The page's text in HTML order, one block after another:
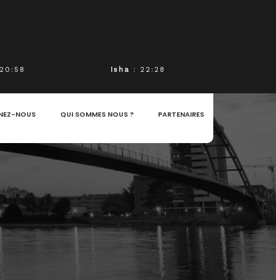
Isha : 22:28
NOUS QUI SOMMES NOUS ? PARTENAIRES